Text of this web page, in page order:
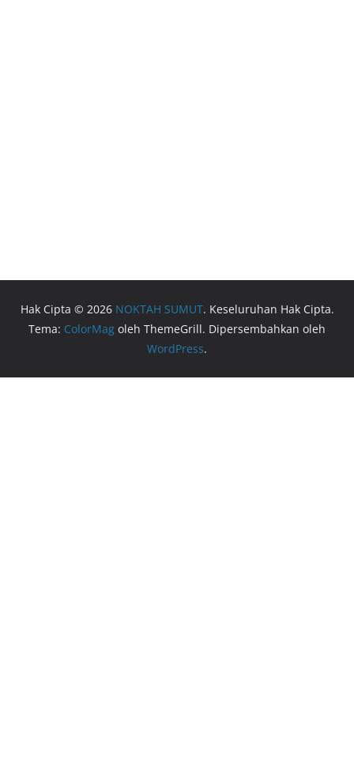
Hak Cipta © 2026 NOKTAH SUMUT. Keseluruhan Hak Cipta.
Tema: ColorMag oleh ThemeGrill. Dipersembahkan oleh
WordPress.